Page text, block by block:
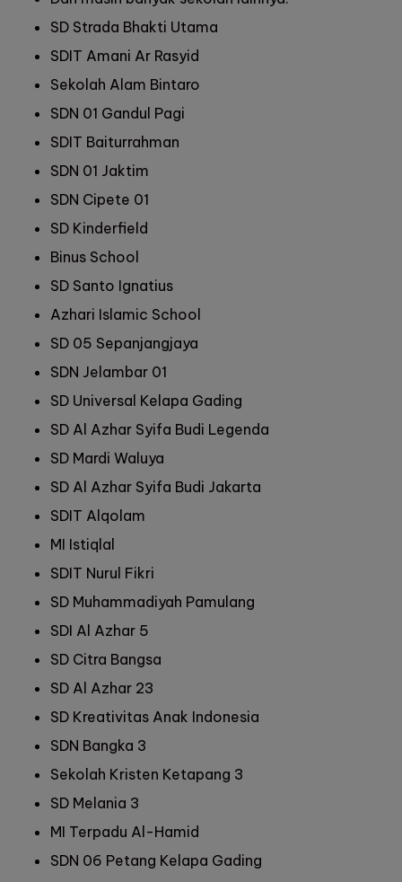
SD Strada Bhakti Utama
SDIT Amani Ar Rasyid
Sekolah Alam Bintaro
SDN 01 Gandul Pagi
SDIT Baiturrahman
SDN 01 Jaktim
SDN Cipete 01
SD Kinderfield
Binus School
SD Santo Ignatius
Azhari Islamic School
SD 05 Sepanjangjaya
SDN Jelambar 01
SD Universal Kelapa Gading
SD Al Azhar Syifa Budi Legenda
SD Mardi Waluya
SD Al Azhar Syifa Budi Jakarta
SDIT Alqolam
MI Istiqlal
SDIT Nurul Fikri
SD Muhammadiyah Pamulang
SDI Al Azhar 5
SD Citra Bangsa
SD Al Azhar 23
SD Kreativitas Anak Indonesia
SDN Bangka 3
Sekolah Kristen Ketapang 3
SD Melania 3
MI Terpadu Al-Hamid
SDN 06 Petang Kelapa Gading